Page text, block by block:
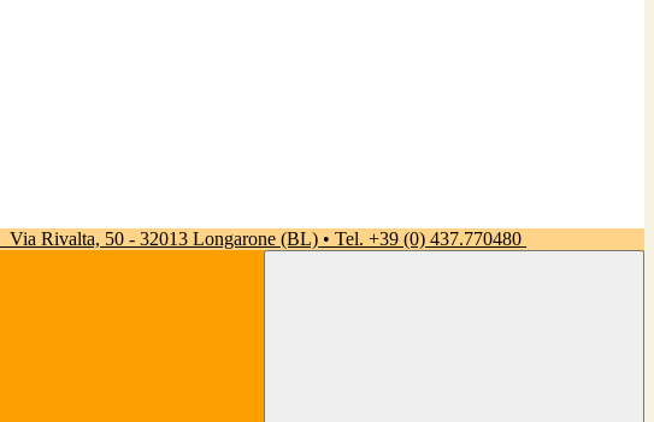
Via Rivalta, 50 - 32013 Longarone (BL) • Tel. +39 (0) 437.770480